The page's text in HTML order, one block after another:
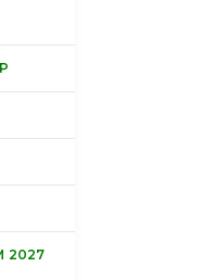
2027